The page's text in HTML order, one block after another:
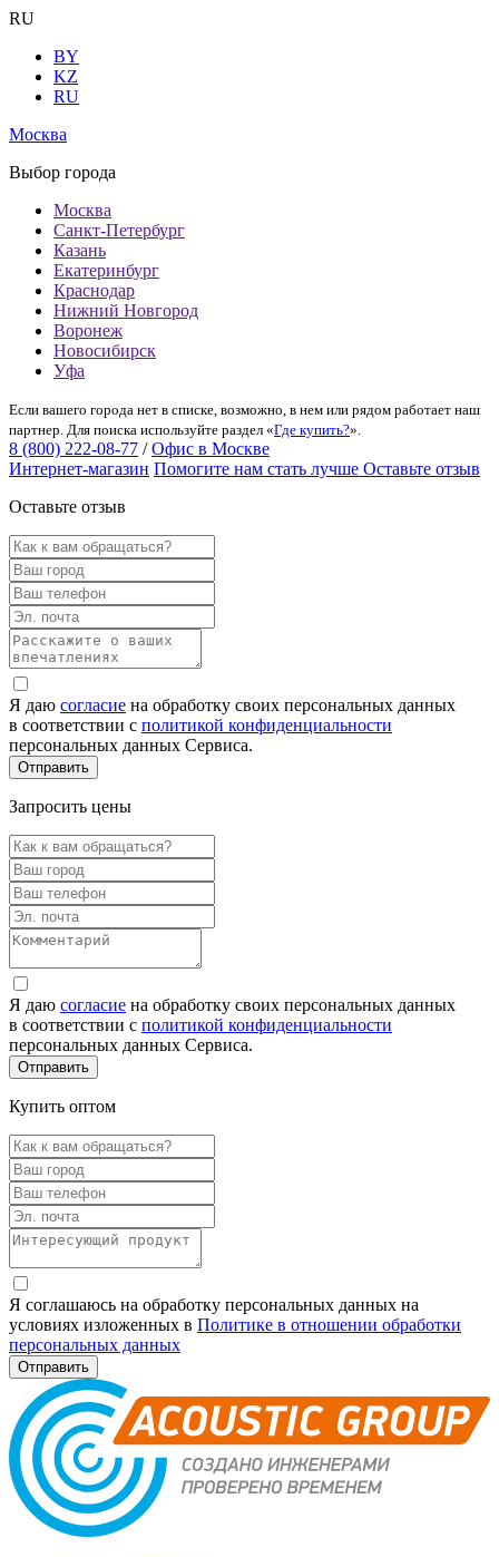
RU
BY
KZ
RU
Москва
Выбор города
Москва
Санкт-Петербург
Казань
Екатеринбург
Краснодар
Нижний Новгород
Воронеж
Новосибирск
Уфа
Если вашего города нет в списке, возможно, в нем или рядом работает наш
партнер. Для поиска используйте раздел «Где купить?».
8 (800) 222-08-77 / Офис в Москве
Интернет-магазин Помогите нам стать лучше Оставьте отзыв
Оставьте отзыв
Я даю согласие на обработку своих персональных данных
в соответствии с политикой конфиденциальности
персональных данных Сервиса.
Запросить цены
Я даю согласие на обработку своих персональных данных
в соответствии с политикой конфиденциальности
персональных данных Сервиса.
Купить оптом
Я соглашаюсь на обработку персональных данных на
условиях изложенных в Политике в отношении обработки
персональных данных